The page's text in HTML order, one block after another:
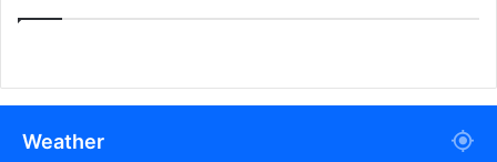
Weather